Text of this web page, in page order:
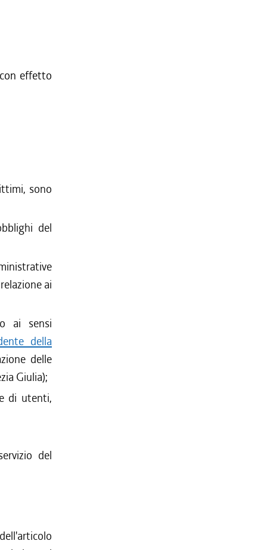
effetto
sono
del
ai
ai sensi
della
delle
Giulia);
di utenti,
del